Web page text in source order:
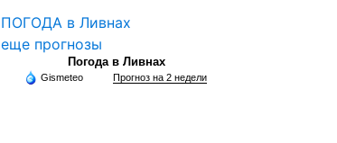
ПОГОДА в Ливнах
еще прогнозы
Погода в Ливнах
Gismeteo Прогноз на 2 недели